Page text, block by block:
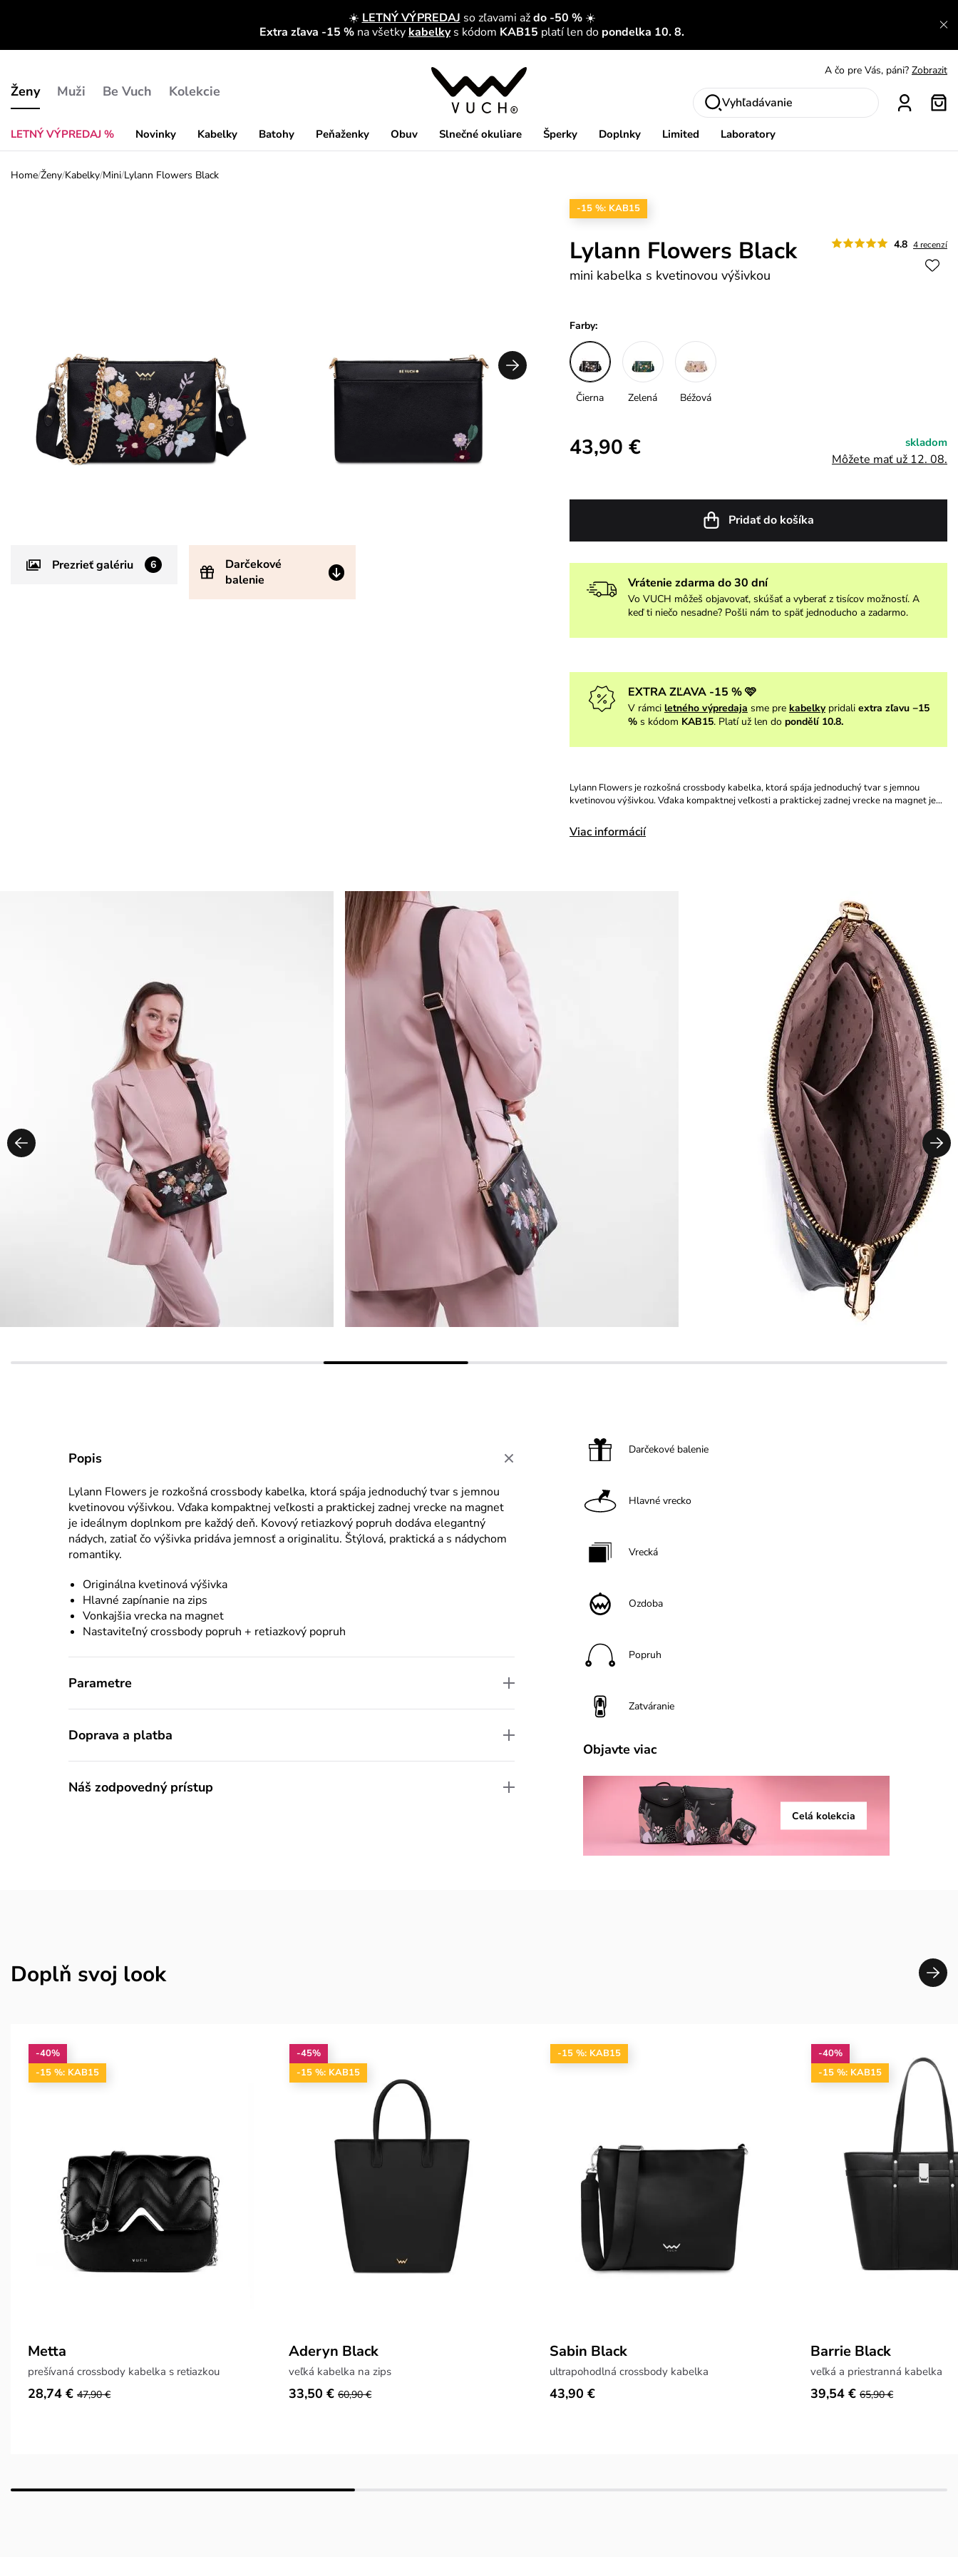
☀️ LETNÝ VÝPREDAJ so zľavami aždo -50 %☀️
Extra zľava -15 % na všetky kabelky s kódom KAB15 platí len do pondelka 10. 8.
Ženy
LETNÝ VÝPREDAJ % Novinky Kabelky Batohy Peňaženky Obuv Slnečné okuliare Šperky Doplnky Limited Laboratory
Muži Be Vuch Kolekcie
A čo pre Vás, páni? Zobrazit
S čím chybu neurobíš? Pozri
Výmena a vrátenie zadarmo Zobraziť
Vyhľadávanie
Home/Ženy/Kabelky/Mini/Lylann Flowers Black
Prezrieť galériu 6
Darčekové
balenie
-15 %: KAB15
4.8 4 recenzí
Lylann Flowers Black
mini kabelka s kvetinovou výšivkou
Farby:
Čierna Zelená Béžová
43,90 € skladom
Môžete mať už 12. 08.
Pridať do košíka
Vrátenie zdarma do 30 dní
Vo VUCH môžeš objavovať, skúšať a vyberať z tisícov možností. A
keď ti niečo nesadne? Pošli nám to späť jednoducho a zadarmo.
EXTRA ZĽAVA -15 % 🩷
V rámci letného výpredaja sme pre kabelky pridali extra zľavu −15
%s kódom KAB15. Platí už len do pondělí 10.8.
Lylann Flowers je rozkošná crossbody kabelka, ktorá spája jednoduchý tvar s jemnou
kvetinovou výšivkou. Vďaka kompaktnej veľkosti a praktickej zadnej vrecke na magnet je…
Viac informácií
Popis
Lylann Flowers je rozkošná crossbody kabelka, ktorá spája jednoduchý tvar s jemnou
kvetinovou výšivkou. Vďaka kompaktnej veľkosti a praktickej zadnej vrecke na magnet
je ideálnym doplnkom pre každý deň. Kovový retiazkový popruh dodáva elegantný
nádych, zatiaľ čo výšivka pridáva jemnosť a originalitu. Štýlová, praktická a s nádychom
romantiky.
Originálna kvetinová výšivka
Hlavné zapínanie na zips
Vonkajšia vrecka na magnet
Nastaviteľný crossbody popruh + retiazkový popruh
Parametre
Doprava a platba
Náš zodpovedný prístup
Darčekové balenie
Hlavné vrecko
Vrecká
Ozdoba
Popruh
Zatváranie
Objavte viac
Celá kolekcia
Doplň svoj look
-40%
-15 %: KAB15
Metta
prešívaná crossbody kabelka s retiazkou
28,74 € 47,90 €
-45%
-15 %: KAB15
Aderyn Black
veľká kabelka na zips
33,50 € 60,90 €
-15 %: KAB15
Sabin Black
ultrapohodlná crossbody kabelka
43,90 €
-40%
-15 %: KAB15
Barrie Black
veľká a priestranná kabelka
39,54 € 65,90 €